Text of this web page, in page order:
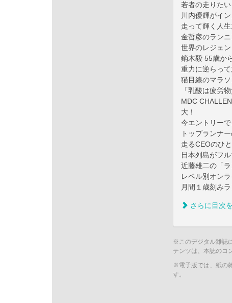
若者の走りた
川内優輝がイ
走って輝く人
金哲彦のラン
世界のレジェ
鏑木毅 55歳か
重力に逆らって
猫目線のマラソ
「乳酸は疲労
MDC
大！
今エントリー
トップランナ
走るCEOのひ
日本列島がフ
近藤雄二の「ラ
レベル別オン
月間１歳刻み
さらに目次
※このデジタル雑誌
テンツは、本誌のコ
※電子版では、紙の
す。